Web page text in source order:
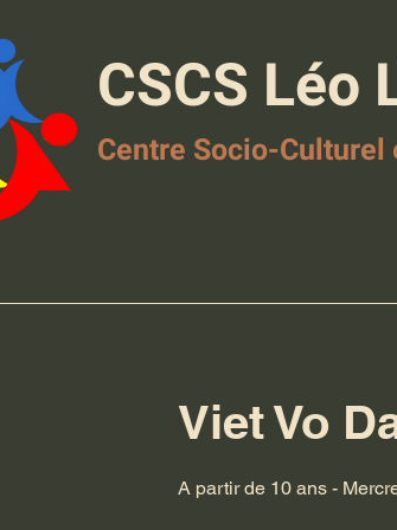
CSCS
Centre Socio-
Viet Vo
A partir de 10 ans -